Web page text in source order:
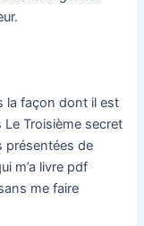
la façon dont il est
Le Troisième secret
présentées de
m’a livre pdf
me faire